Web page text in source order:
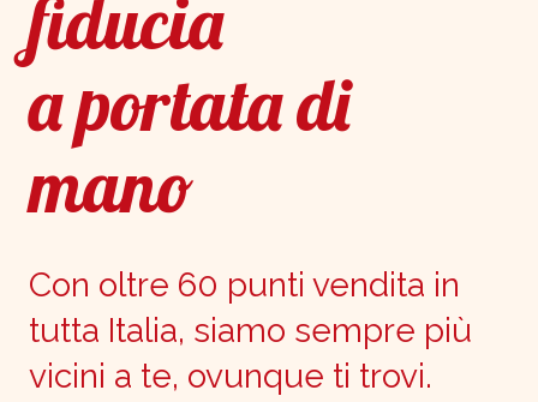
fiducia
a portata di
mano
Con oltre 60 punti vendita in
tutta Italia, siamo sempre più
vicini a te, ovunque ti trovi.